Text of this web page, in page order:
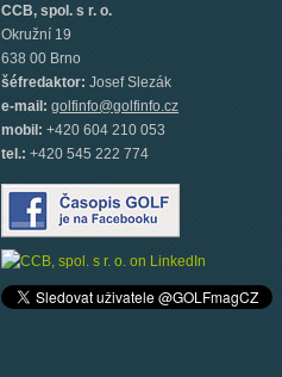
CCB, spol. s r. o.
Okružní 19
638 00 Brno
šéfredaktor: Josef Slezák
e-mail: golfinfo@golfinfo.cz
mobil: +420 604 210 053
tel.: +420 545 222 774